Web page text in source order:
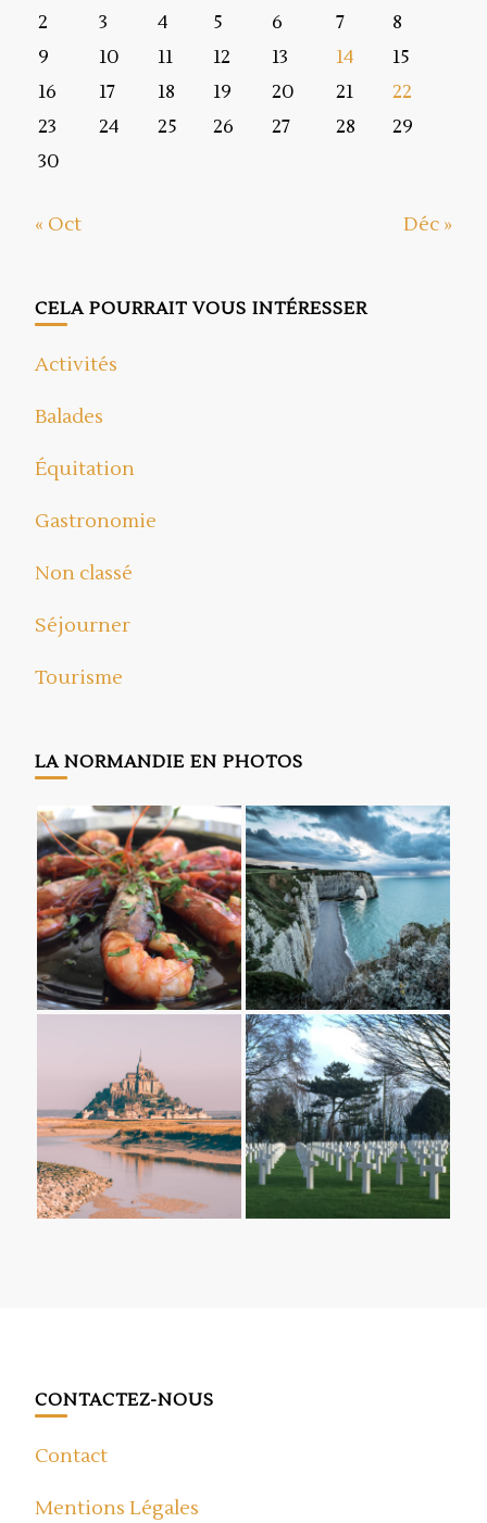
2
3 4 5 6 7
8
9
10 11 12 13 14
15
16
17 18 19 20 21
22
23
24 25 26 27 28
29
30
« Oct Déc »
CELA POURRAIT VOUS INTÉRESSER
Activités
Balades
Équitation
Gastronomie
Non classé
Séjourner
Tourisme
LA NORMANDIE EN PHOTOS
CONTACTEZ-NOUS
Contact
Mentions Légales